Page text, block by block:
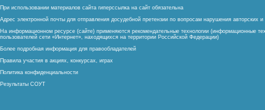
При использовании материалов сайта гиперссылка на сайт обязательна
Адрес электронной почты для отправления досудебной претензии по вопросам нарушения авторских
На информационном ресурсе (сайте) применяются рекомендательные технологии (информационные
пользователей сети «Интернет», находящихся на территории Российской Федерации)
Более подробная информация для правообладателей
Правила участия в акциях, конкурсах, играх
Политика конфиденциальности
Результаты СОУТ